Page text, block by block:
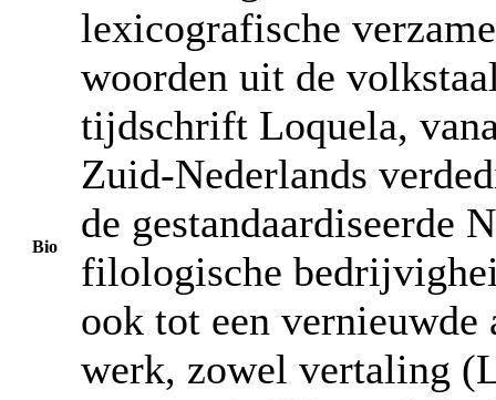
Bio
lexicografische
woorden uit de
tijdschrift Loquela,
Zuid-Nederlands
de gestandaardiseerde
filologische
ook tot een
werk, zowel vertaling